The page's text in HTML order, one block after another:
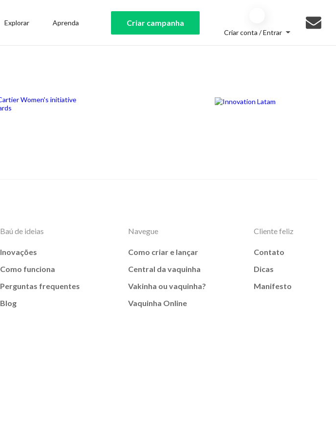
Explorar Aprenda Criar campanha
Criar conta / Entrar
Baú de ideias
Inovações
Como funciona
Perguntas frequentes
Blog
Navegue
Como criar e lançar
Central da vaquinha
Vakinha ou vaquinha?
Vaquinha Online
Cliente feliz
Contato
Dicas
Manifesto